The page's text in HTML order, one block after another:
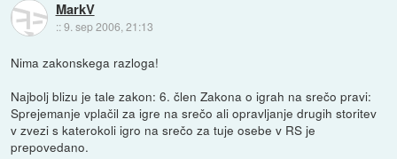
MarkV
::9. sep 2006, 21:13
Nima zakonskega razloga!
Najbolj blizu je tale zakon: 6. člen Zakona o igrah na srečo pravi:
Sprejemanje vplačil za igre na srečo ali opravljanje drugih storitev
v zvezi s katerokoli igro na srečo za tuje osebe v RS je
prepovedano.